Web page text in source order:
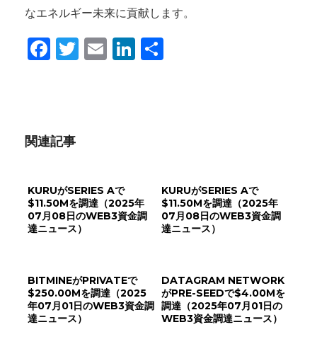
なエネルギー未来に貢献します。
Facebook
Twitter
EmailLinkedIn
関連記事
KURUがSERIES Aで
$11.50Mを調達（2025年
07月08日のWEB3資金調
達ニュース）
KURUがSERIES Aで
$11.50Mを調達（2025年
07月08日のWEB3資金調
達ニュース）
BITMINEがPRIVATEで
$250.00Mを調達（2025
年07月01日のWEB3資金調
達ニュース）
DATAGRAM NETWORK
がPRE-SEEDで$4.00Mを
調達（2025年07月01日の
WEB3資金調達ニュース）